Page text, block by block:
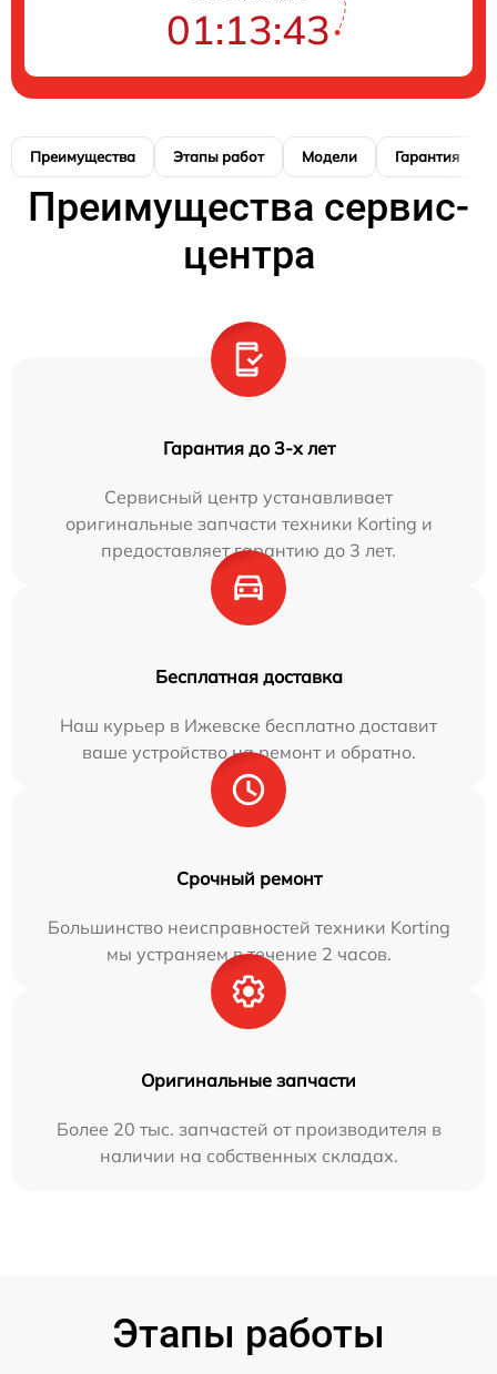
01:13:42
Преимущества Этапы работ Модели Гарантия
Преимущества сервис-
центра
Гарантия до 3-х лет
Сервисный центр устанавливает
оригинальные запчасти техники Korting и
предоставляет гарантию до 3 лет.
Бесплатная доставка
Наш курьер в Ижевске бесплатно доставит
ваше устройство на ремонт и обратно.
Срочный ремонт
Большинство неисправностей техники Korting
мы устраняем в течение 2 часов.
Оригинальные запчасти
Более 20 тыс. запчастей от производителя в
наличии на собственных складах.
Этапы работы